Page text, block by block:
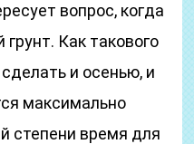
вопрос, когда
Как такового
и осенью, и
максимально
степени время для